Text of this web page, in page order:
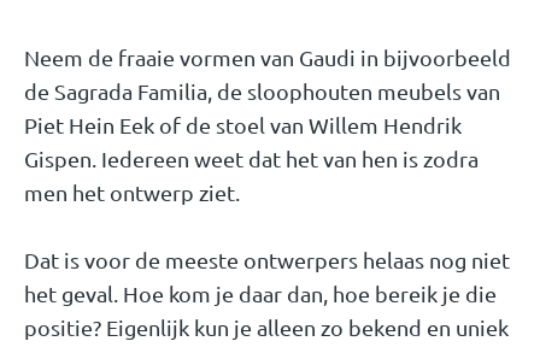
Neem de fraaie vormen van Gaudi in bijvoorbeeld
de Sagrada Familia, de sloophouten meubels van
Piet Hein Eek of de stoel van Willem Hendrik
Gispen. Iedereen weet dat het van hen is zodra
men het ontwerp ziet.
Dat is voor de meeste ontwerpers helaas nog niet
het geval. Hoe kom je daar dan, hoe bereik je die
positie? Eigenlijk kun je alleen zo bekend en uniek